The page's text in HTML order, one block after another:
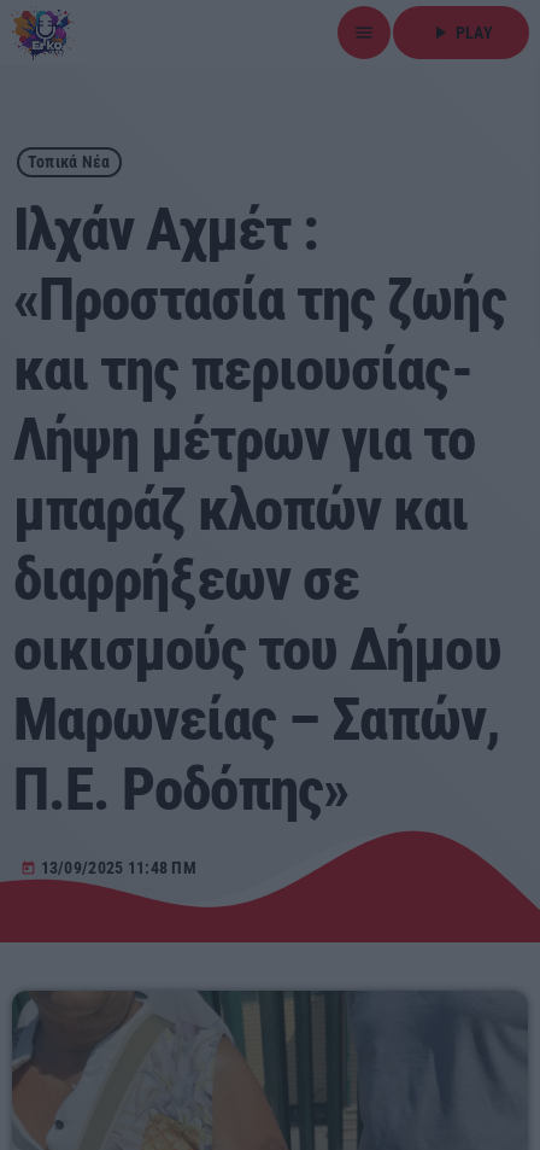
menu play_arrow PLAY
close
play_arrow ΕΡΚΟ
Αρχική
Εκπομπές
Ειδήσεις
Τοπικά Νέα
Αθλητικά
Αγροτικά
Τραγούδια της Θράκης
Επικοινωνία
Προσεχείς
ΕΡΚΟ
15:00 - 23:40
Mixed by Giorgos
23:40 - 23:55
Τοπικά Νέα
Ιλχάν Αχμέτ :
«Προστασία της ζωής
και της περιουσίας-
Λήψη μέτρων για το
μπαράζ κλοπών και
διαρρήξεων σε
οικισμούς του Δήμου
Μαρωνείας – Σαπών,
Π.Ε. Ροδόπης»
today 13/09/2025 11:48 ΠΜ